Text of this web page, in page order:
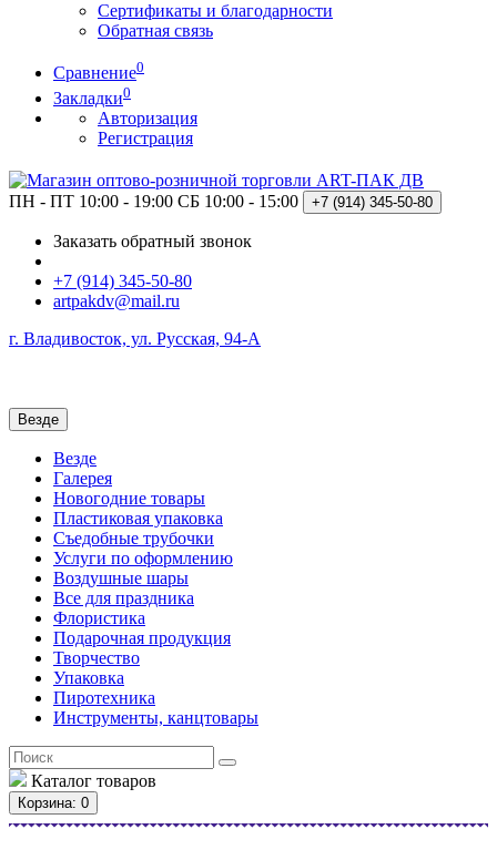
Сертификаты и благодарности
Обратная связь
Сравнение0
Закладки0
Авторизация
Регистрация
ПН - ПТ 10:00 - 19:00 СБ 10:00 - 15:00 +7 (914) 345-50-80
Заказать обратный звонок
+7 (914) 345-50-80
artpakdv@mail.ru
г. Владивосток, ул. Русская, 94-А
Везде
Везде
Галерея
Новогодние товары
Пластиковая упаковка
Съедобные трубочки
Услуги по оформлению
Воздушные шары
Все для праздника
Флористика
Подарочная продукция
Творчество
Упаковка
Пиротехника
Инструменты, канцтовары
Каталог товаров
Корзина: 0